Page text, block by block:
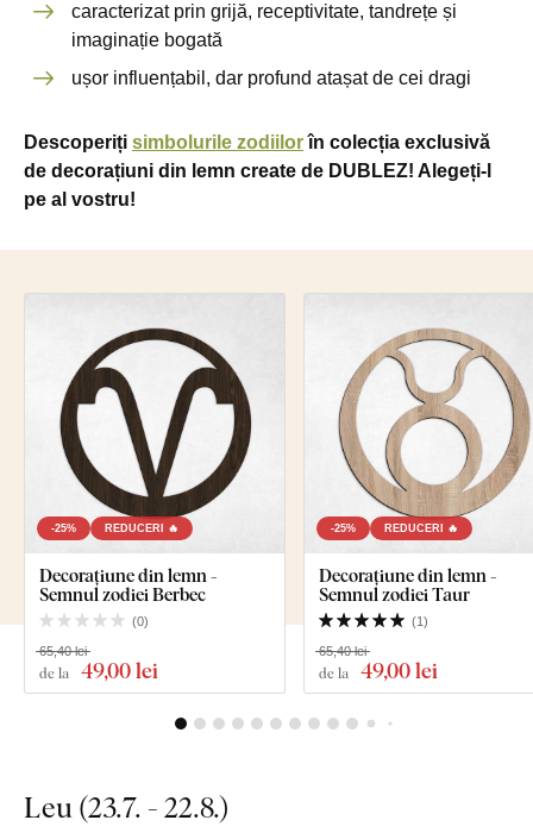
caracterizat prin grijă, receptivitate, tandrețe și
imaginație bogată
ușor influențabil, dar profund atașat de cei dragi
Descoperiți simbolurile zodiilorîn colecția exclusivă
de decorațiuni din lemn create de DUBLEZ! Alegeți-l
pe al vostru!
-25% REDUCERI 🔥
Decorațiune din lemn -
Semnul zodiei Berbec
(0)
de la 49,00 lei
65,40 lei
-25% REDUCERI 🔥
Decorațiune din lemn -
Semnul zodiei Taur
(1 )
de la 49,00 lei
65,40 lei
Leu (23.7. - 22.8.)